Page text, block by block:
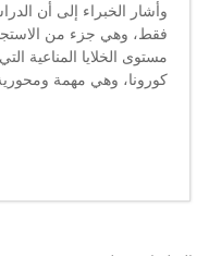
وأشار الخبراء إلى أن
فقط، وهي جزء من
مستوى الخلايا المناعية
كورونا، وهي مهمة